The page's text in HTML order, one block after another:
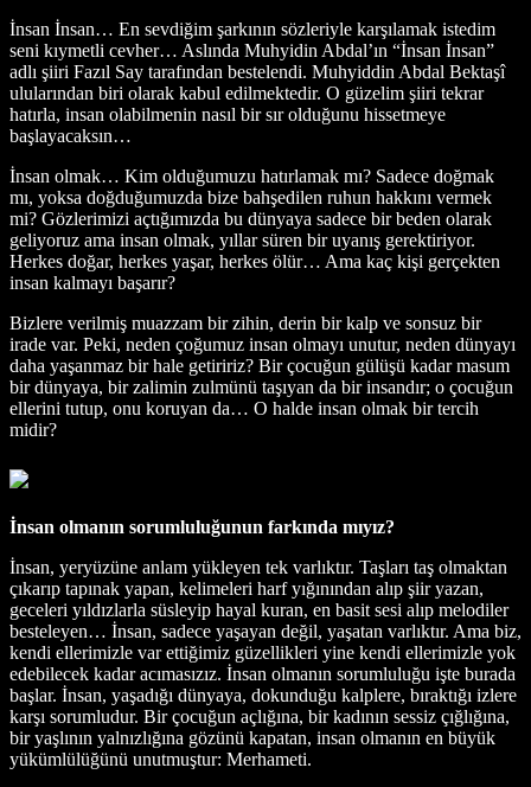
İnsan İnsan… En sevdiğim şarkının sözleriyle karşılamak istedim
seni kıymetli cevher… Aslında Muhyidin Abdal’ın “İnsan İnsan”
adlı şiiri Fazıl Say tarafından bestelendi. Muhyiddin Abdal Bektaşî
ulularından biri olarak kabul edilmektedir. O güzelim şiiri tekrar
hatırla, insan olabilmenin nasıl bir sır olduğunu hissetmeye
başlayacaksın…
İnsan olmak… Kim olduğumuzu hatırlamak mı? Sadece doğmak
mı, yoksa doğduğumuzda bize bahşedilen ruhun hakkını vermek
mi? Gözlerimizi açtığımızda bu dünyaya sadece bir beden olarak
geliyoruz ama insan olmak, yıllar süren bir uyanış gerektiriyor.
Herkes doğar, herkes yaşar, herkes ölür… Ama kaç kişi gerçekten
insan kalmayı başarır?
Bizlere verilmiş muazzam bir zihin, derin bir kalp ve sonsuz bir
irade var. Peki, neden çoğumuz insan olmayı unutur, neden dünyayı
daha yaşanmaz bir hale getiririz? Bir çocuğun gülüşü kadar masum
bir dünyaya, bir zalimin zulmünü taşıyan da bir insandır; o çocuğun
ellerini tutup, onu koruyan da… O halde insan olmak bir tercih
midir?
İnsan olmanın sorumluluğunun farkında mıyız?
İnsan, yeryüzüne anlam yükleyen tek varlıktır. Taşları taş olmaktan
çıkarıp tapınak yapan, kelimeleri harf yığınından alıp şiir yazan,
geceleri yıldızlarla süsleyip hayal kuran, en basit sesi alıp melodiler
besteleyen… İnsan, sadece yaşayan değil, yaşatan varlıktır. Ama biz,
kendi ellerimizle var ettiğimiz güzellikleri yine kendi ellerimizle yok
edebilecek kadar acımasızız. İnsan olmanın sorumluluğu işte burada
başlar. İnsan, yaşadığı dünyaya, dokunduğu kalplere, bıraktığı izlere
karşı sorumludur. Bir çocuğun açlığına, bir kadının sessiz çığlığına,
bir yaşlının yalnızlığına gözünü kapatan, insan olmanın en büyük
yükümlülüğünü unutmuştur: Merhameti.